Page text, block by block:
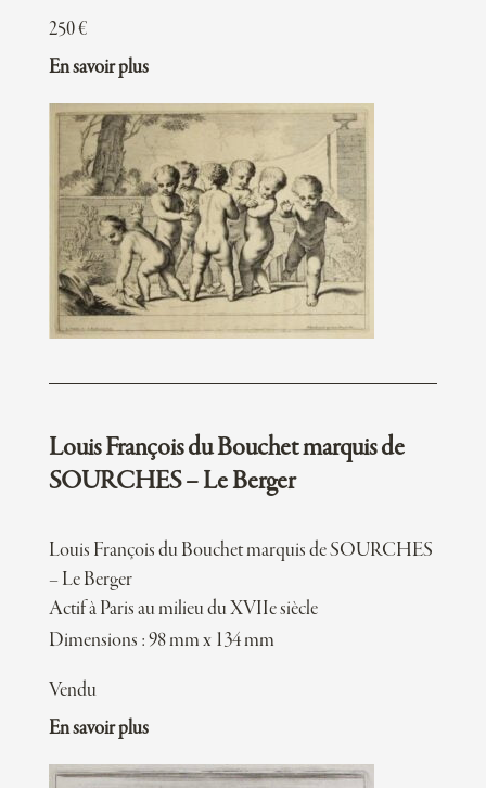
250€
En savoir plus
Louis François du Bouchet marquis de
SOURCHES – Le Berger
Louis François du Bouchet marquis de SOURCHES
– Le Berger
Actif à Paris au milieu du XVIIe siècle
Dimensions : 98 mm x 134 mm
Vendu
En savoir plus